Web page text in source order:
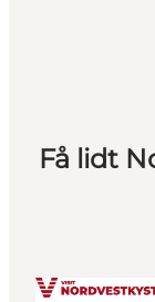
Få lidt